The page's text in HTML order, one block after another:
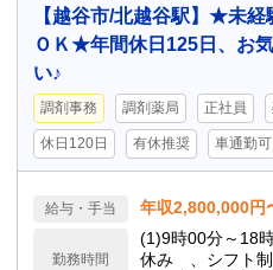
【越谷市/北越谷駅】★未
ＯＫ★年間休日125日、お
い♪
調剤事務 調剤薬局 正社員
休日120日 有休推奨 車通勤可
給与・手当 年収2,800,000円
勤務時間
(1)9時00分～18
休み 、シフト制